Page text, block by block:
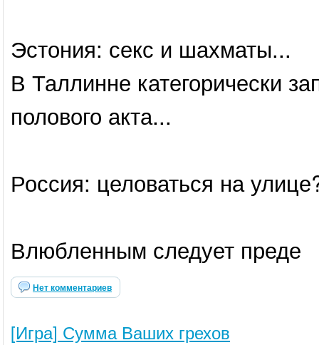
Эстония: секс и шахматы...
В Таллинне категорически
полового акта...
Россия: целоваться на
Влюбленным следует преде
Нет комментариев
[Игра] Сумма Ваших грехов